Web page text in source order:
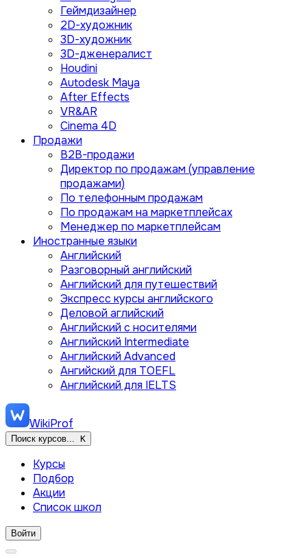
Геймдизайнер
2D-художник
3D-художник
3D-дженералист
Houdini
Autodesk Maya
After Effects
VR&AR
Cinema 4D
Продажи
B2B-продажи
Директор по продажам (управление
продажами)
По телефонным продажам
По продажам на маркетплейсах
Менеджер по маркетплейсам
Иностранные языки
Английский
Разговорный английский
Английский для путешествий
Экспресс курсы английского
Деловой аглийский
Английский с носителями
Английский Intermediate
Английский Advanced
Ангийский для TOEFL
Английский для IELTS
WikiProf
Поиск курсов... K
Курсы
Подбор
Акции
Список школ
Войти